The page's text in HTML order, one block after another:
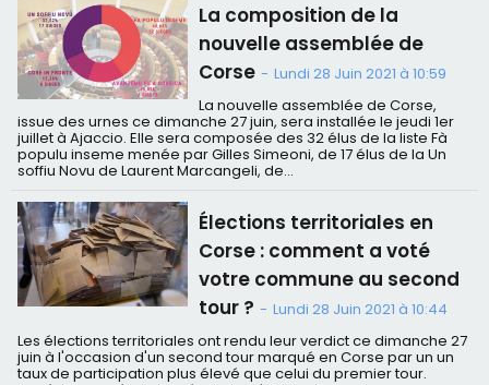
La composition de la
nouvelle assemblée de
Corse - Lundi 28 Juin 2021 à 10:59
La nouvelle assemblée de Corse,
issue des urnes ce dimanche 27 juin, sera installée le jeudi 1er
juillet à Ajaccio. Elle sera composée des 32 élus de la liste Fà
populu inseme menée par Gilles Simeoni, de 17 élus de la Un
soffiu Novu de Laurent Marcangeli, de...
Élections territoriales en
Corse : comment a voté
votre commune au second
tour ? - Lundi 28 Juin 2021 à 10:44
Les élections territoriales ont rendu leur verdict ce dimanche 27
juin à l'occasion d'un second tour marqué en Corse par un un
taux de participation plus élevé que celui du premier tour.